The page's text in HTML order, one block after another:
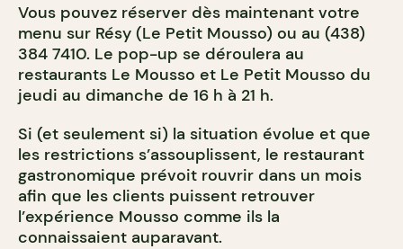
Vous pouvez réserver dès maintenant votre
menu sur Résy (Le Petit Mousso) ou au (438)
384 7410. Le pop-up se déroulera au
restaurants Le Mousso et Le Petit Mousso du
jeudi au dimanche de 16 h à 21 h.
Si (et seulement si) la situation évolue et que
les restrictions s’assouplissent, le restaurant
gastronomique prévoit rouvrir dans un mois
afin que les clients puissent retrouver
l’expérience Mousso comme ils la
connaissaient auparavant.